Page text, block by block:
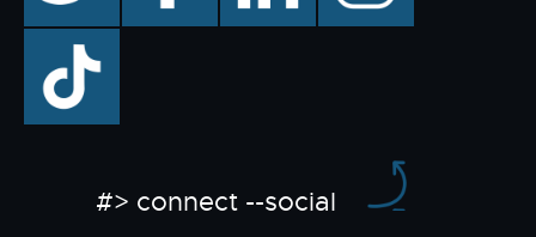
TikTok
#> connect --social